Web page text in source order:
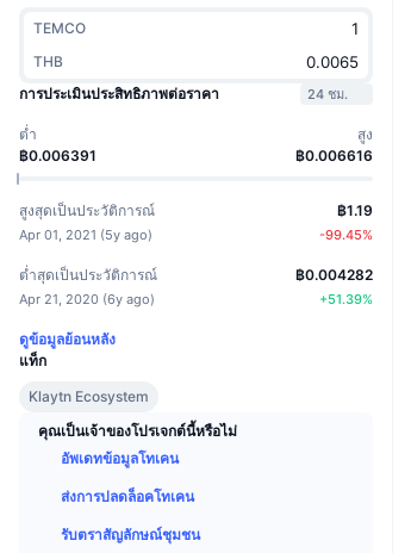
TEMCO
THB
การประเมินประสิทธิภาพต่อราคา
24 ชม.
ต่ำ
฿0.006391
สูง
฿0.006616
สูงสุดเป็นประวัติการณ์
Apr 01, 2021 (5y ago)
฿1.19
-99.45%
ต่ำสุดเป็นประวัติการณ์
Apr 21, 2020 (6y ago)
฿0.004282
+51.39%
ดูข้อมูลย้อนหลัง
แท็ก
Klaytn Ecosystem
คุณเป็นเจ้าของโปรเจกต์นี้หรือไม่
อัพเดทข้อมูลโทเคน
ส่งการปลดล็อคโทเคน
รับตราสัญลักษณ์ชุมชน